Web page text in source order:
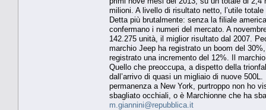
milioni. A livello di risultato netto, l’utile
Detta più brutalmente: senza la filiale
confermano i numeri del mercato. A
142.275 unità, il miglior risultato dal 2007.
marchio Jeep ha registrato un boom del
registrato una incremento del 12%. Il
Quello che preoccupa, a dispetto della
dall’arrivo di quasi un migliaio di nuove
permanenza a New York, purtroppo non ho
sbagliato occhiali, o è Marchionne che ha
m.giannini@repubblica.it